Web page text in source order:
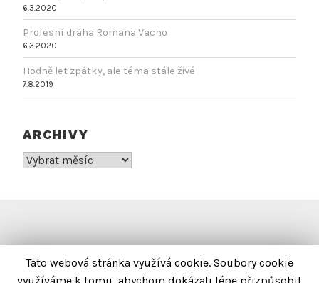
6.3.2020
Profesní dráha Romana Vacho
6.3.2020
Hodně let zpátky, ale téma stále živé
7.8.2019
ARCHIVY
Archivy
Tato webová stránka využívá cookie. Soubory cookie